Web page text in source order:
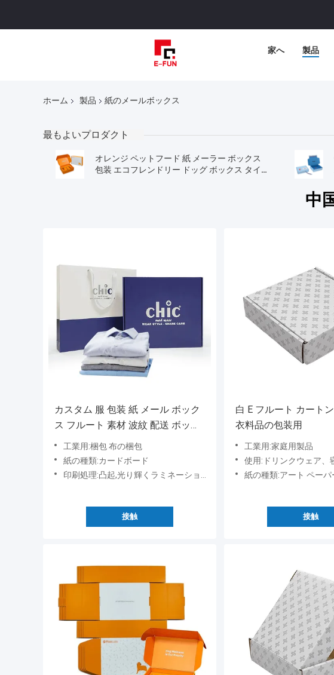
家へ 製品
ホーム 製品 紙のメールボックス
最もよいプロダクト
オレンジ ペットフード 紙 メーラー ボックス
包装 エコフレンドリー ドッグ ボックス タイプ
中
カスタム 服 包装 紙 メール ボック
ス フルート 素材 波紋 配送 ボック
工業用:梱包 布の梱包
紙の種類:カードボード
印刷処理:凸起,光り輝くラミネーション,マットラミネーション,スタンプリング,UVコーティング,バニシング,デボブス
接触
白 E フルート カート
衣料品の包装用
工業用:家庭用製品
使用:ドリンクウェア、寝具、その他の家庭用品
紙の種類:アート ペーパ
接触